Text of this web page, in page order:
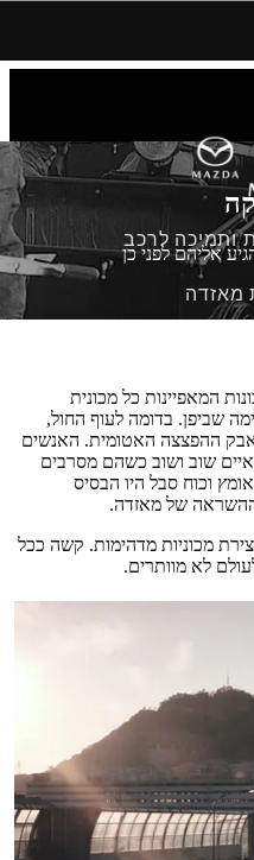
לרכב
אליהם לפני כן
המאפיינות כל מכונית
שביפן. בדומה לעוף החול,
ההפצצה האטומית. האנשים
שוב ושוב כשהם מסרבים
וכוח סבל היו הבסיס
של מאזדה.
מכוניות מדהימות. קשה ככל
לא מוותרים.